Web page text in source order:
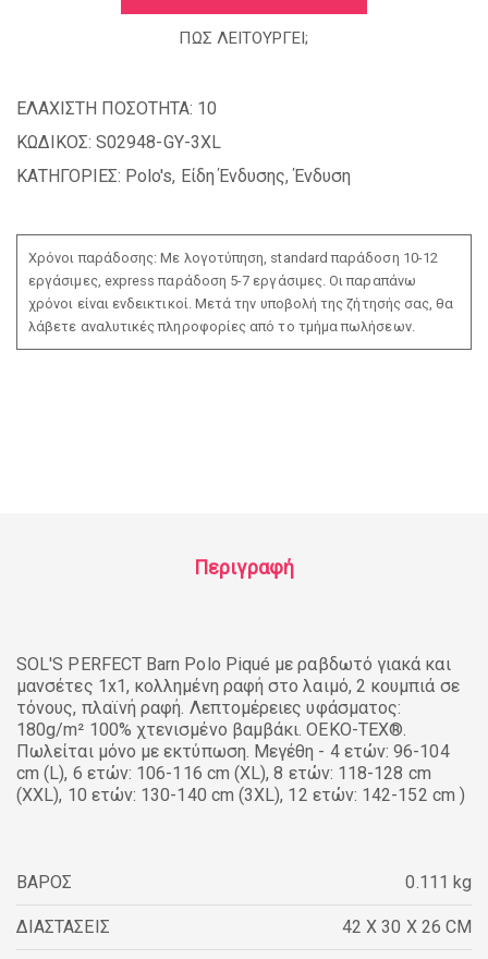
ΠΩΣ ΛΕΙΤΟΥΡΓΕΙ;
ΕΛΑΧΙΣΤΗ ΠΟΣΟΤΗΤΑ: 10
ΚΩΔΙΚΟΣ: S02948-GY-3XL
ΚΑΤΗΓΟΡΙΕΣ: Polo's, Είδη Ένδυσης,Ένδυση
Χρόνοι παράδοσης: Με λογοτύπηση, standard παράδοση 10-12
εργάσιμες, express παράδοση 5-7 εργάσιμες. Οι παραπάνω
χρόνοι είναι ενδεικτικοί. Μετά την υποβολή της ζήτησής σας, θα
λάβετε αναλυτικές πληροφορίες από το τμήμα πωλήσεων.
Περιγραφή
SOL'S PERFECT Barn Polo Piqué με ραβδωτό γιακά και
μανσέτες 1x1, κολλημένη ραφή στο λαιμό, 2 κουμπιά σε
τόνους, πλαϊνή ραφή. Λεπτομέρειες υφάσματος:
180g/m² 100% χτενισμένο βαμβάκι. OEKO-TEX®.
Πωλείται μόνο με εκτύπωση. Μεγέθη - 4 ετών: 96-104
cm (L), 6 ετών: 106-116 cm (XL), 8 ετών: 118-128 cm
(XXL), 10 ετών: 130-140 cm (3XL), 12 ετών: 142-152 cm )
ΒΑΡΟΣ 0.111 kg
ΔΙΑΣΤΑΣΕΙΣ 42 X 30 X 26 CM